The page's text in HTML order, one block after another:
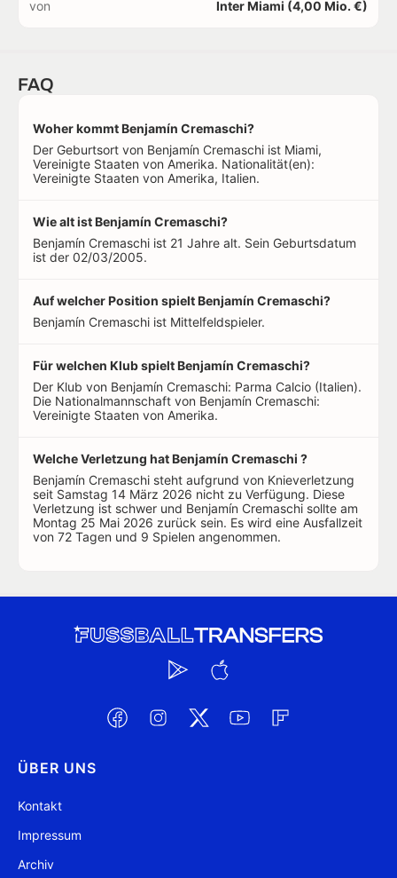
von Inter Miami (4,00 Mio. €)
FAQ
Woher kommt Benjamín Cremaschi?
Der Geburtsort von Benjamín Cremaschi ist Miami,
Vereinigte Staaten von Amerika. Nationalität(en):
Vereinigte Staaten von Amerika, Italien.
Wie alt ist Benjamín Cremaschi?
Benjamín Cremaschi ist 21 Jahre alt. Sein Geburtsdatum
ist der 02/03/2005.
Auf welcher Position spielt Benjamín Cremaschi?
Benjamín Cremaschi ist Mittelfeldspieler.
Für welchen Klub spielt Benjamín Cremaschi?
Der Klub von Benjamín Cremaschi: Parma Calcio (Italien).
Die Nationalmannschaft von Benjamín Cremaschi:
Vereinigte Staaten von Amerika.
Welche Verletzung hat Benjamín Cremaschi ?
Benjamín Cremaschi steht aufgrund von Knieverletzung
seit Samstag 14 März 2026 nicht zu Verfügung. Diese
Verletzung ist schwer und Benjamín Cremaschi sollte am
Montag 25 Mai 2026 zurück sein. Es wird eine Ausfallzeit
von 72 Tagen und 9 Spielen angenommen.
ÜBER UNS
Kontakt
Impressum
Archiv